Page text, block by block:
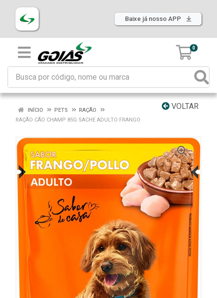
Baixe já nosso APP
0
VOLTAR
INÍCIO PETS
RAÇÃO
RAÇÃO CÃO CHAMP 85G SACHE ADULTO FRANGO